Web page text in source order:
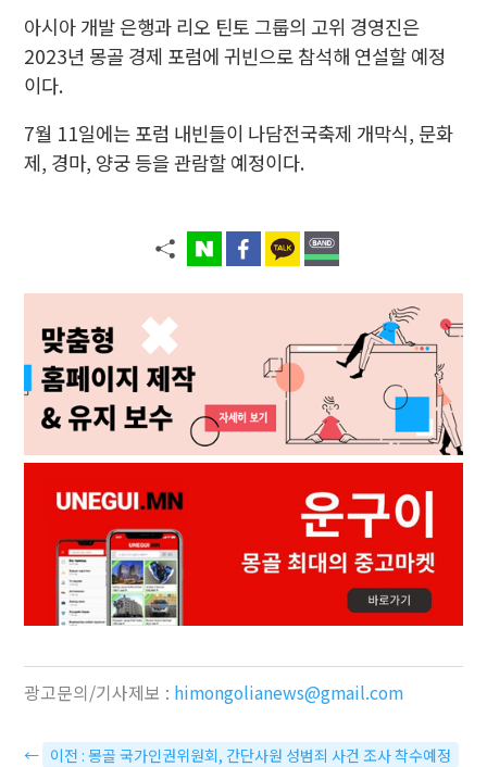
아시아 개발 은행과 리오 틴토 그룹의 고위 경영진은
2023년 몽골 경제 포럼에 귀빈으로 참석해 연설할 예정
이다.
7월 11일에는 포럼 내빈들이 나담전국축제 개막식, 문화
제, 경마, 양궁 등을 관람할 예정이다.
광고문의/기사제보 : himongolianews@gmail.com
← 이전 : 몽골 국가인권위원회, 간단사원 성범죄 사건 조사 착수예정